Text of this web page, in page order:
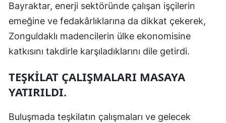
Bayraktar, enerji sektöründe çalışan işçilerin
emeğine ve fedakârlıklarına da dikkat çekerek,
Zonguldaklı madencilerin ülke ekonomisine
katkısını takdirle karşıladıklarını dile getirdi.
TEŞKİLAT ÇALIŞMALARI MASAYA
YATIRILDI.
Buluşmada teşkilatın çalışmaları ve gelecek